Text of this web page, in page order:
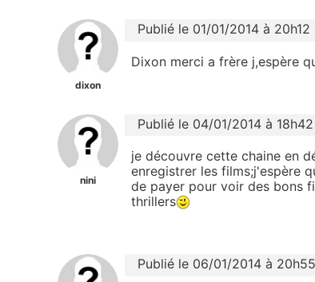
dixon
Publié le 01/01/2014 à 20h12
Dixon merci a frère j,espère
nini
Publié le 04/01/2014 à 18h42
je découvre cette chaine en
enregistrer les films;j'espère
de payer pour voir des bons
thrillers
Publié le 06/01/2014 à 20h55